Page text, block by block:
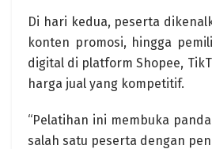
Di hari kedua, peserta
konten promosi, hingga
digital di platform Shopee,
harga jual yang kompetitif.
“Pelatihan ini membuka
salah satu peserta dengan